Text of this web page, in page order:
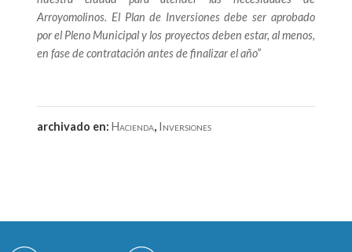
Arroyomolinos. El Plan de Inversiones debe ser aprobado
por el Pleno Municipal y los proyectos deben estar, al menos,
en fase de contratación antes de finalizar el año”
archivado en:Hacienda, Inversiones